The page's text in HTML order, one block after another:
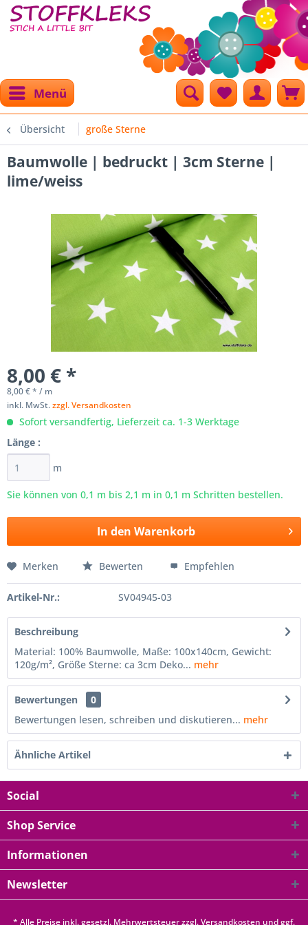
Menü
Übersicht große Sterne
Baumwolle | bedruckt | 3cm Sterne |
lime/weiss
8,00 € *
8,00 € * / m
inkl. MwSt.zzgl. Versandkosten
Sofort versandfertig, Lieferzeit ca. 1-3 Werktage
Länge :
m
Sie können von 0,1 m bis 2,1 m in 0,1 m Schritten bestellen.
In den Warenkorb
Merken Bewerten Empfehlen
Artikel-Nr.: SV04945-03
Beschreibung
Material: 100% Baumwolle, Maße: 100x140cm, Gewicht:
120g/m², Größe Sterne: ca 3cm Deko... mehr
Bewertungen
0
Bewertungen lesen, schreiben und diskutieren... mehr
Ähnliche Artikel
Social
Shop Service
Informationen
Newsletter
* Alle Preise inkl. gesetzl. Mehrwertsteuer zzgl.Versandkosten und ggf.